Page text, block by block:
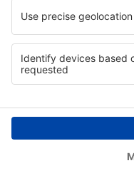
Preço total para todas as